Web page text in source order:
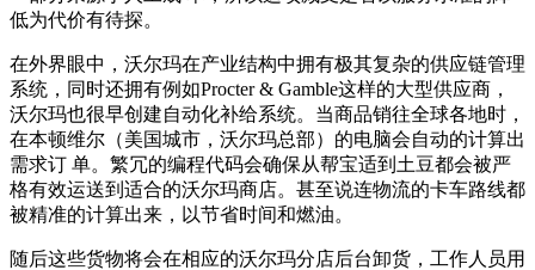
低为代价有待探。
在外界眼中，沃尔玛在产业结构中拥有极其复杂的供应链管理
系统，同时还拥有例如Procter & Gamble这样的大型供应商，
沃尔玛也很早创建自动化补给系统。当商品销往全球各地时，
在本顿维尔（美国城市，沃尔玛总部）的电脑会自动的计算出
需求订 单。繁冗的编程代码会确保从帮宝适到土豆都会被严
格有效运送到适合的沃尔玛商店。甚至说连物流的卡车路线都
被精准的计算出来，以节省时间和燃油。
随后这些货物将会在相应的沃尔玛分店后台卸货，工作人员用